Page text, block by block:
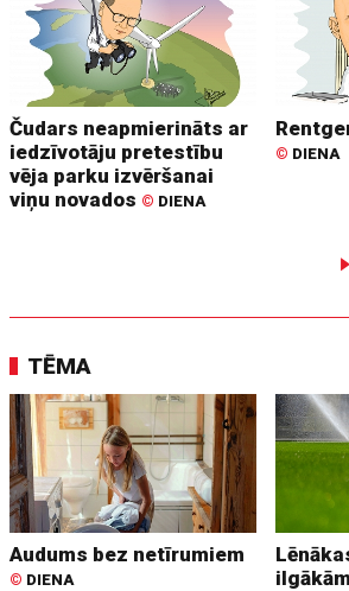
Čudars neapmierināts ar
iedzīvotāju pretestību
vēja parku izvēršanai
viņu novados © DIENA
© DIENA
TĒMA
Audums bez netīrumiem
© DIENA